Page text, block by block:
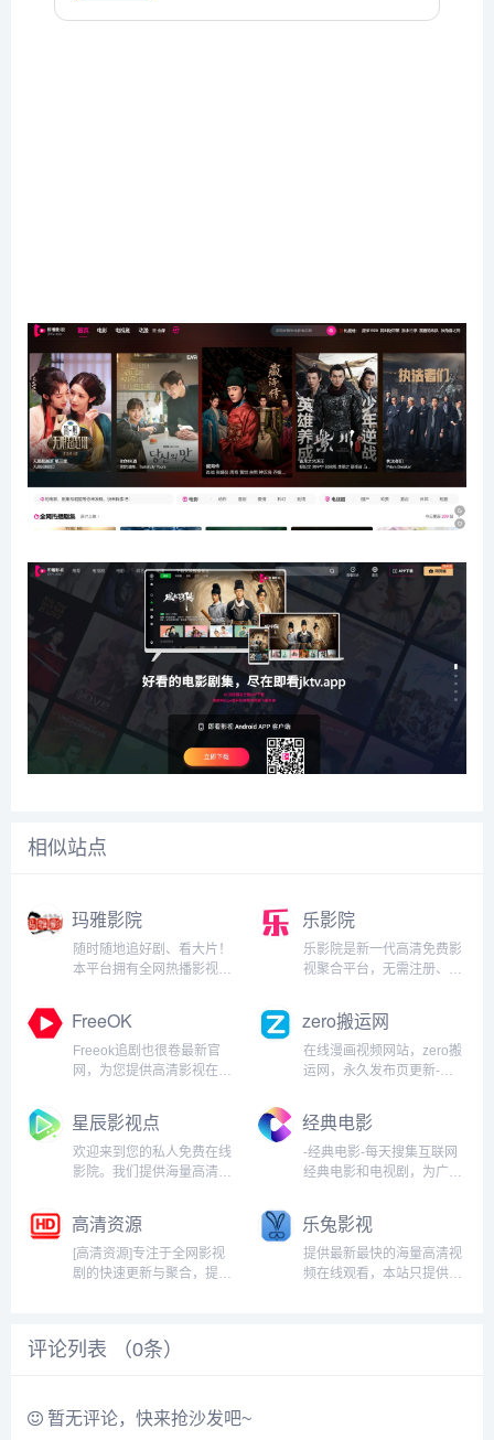
相似站点
玛雅影院
随时随地追好剧、看大片！
本平台拥有全网热播影视资
影、口碑剧集还是人气综
艺，我们都为你一站式呈
现。...
乐影院
乐影院是新一代高清免费影
视聚合平台，无需注册、告
佳作还是高分纪录片，您都
能在此一键即享。...
FreeOK
Freeok追剧也很卷最新官
网，为您提供高清影视在线
影免费观看内容，涵盖综艺
动漫等全品类资源，每日更
新热播剧，高清流畅、无广
zero搬运网
在线漫画视频网站，zero搬
运网，永久发布页更新-
星辰影视点
欢迎来到您的私人免费在线
影院。我们提供海量高清电
线观看。享受无广告、高清
流畅的极致观影体验，每日
同步更新，是您网络追剧的
经典电影
-经典电影-每天搜集互联网
经典电影和电视剧，为广大
收录最新、最热、最全的电
影大片,高清视频免费看。...
高清资源
[高清资源]专注于全网影视
剧的快速更新与聚合，提供
剧集更新快、独家高清资
求。...
乐兔影视
提供最新最快的海量高清视
频在线观看，本站只提供
评论列表 （0条）
暂无评论，快来抢沙发吧~